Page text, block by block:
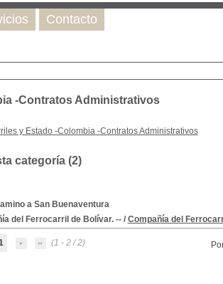
-Contratos Administrativos
y Estado -Colombia -Contratos Administrativos
categoría (2)
a San Buenaventura
del Ferrocarril de Bolívar. --/ Compañía del
(1 - 2 / 2)
Contacto